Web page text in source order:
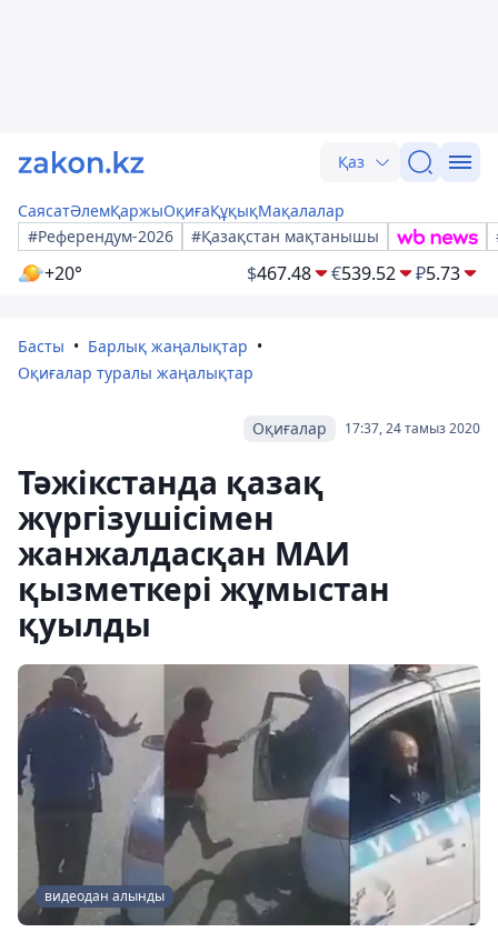
Қаз
СаясатӘлемҚаржыОқиғаҚұқықМақалалар
#Референдум-2026
#Қазақстан мақтанышы
+20° $467.48 €539.52 ₽5.73
Басты
Барлық жаңалықтар
Оқиғалар туралы жаңалықтар
17:37, 24 тамыз 2020
Оқиғалар
Тәжікстанда қазақ
жүргізушісімен
жанжалдасқан МАИ
қызметкері жұмыстан
қуылды
видеодан алынды